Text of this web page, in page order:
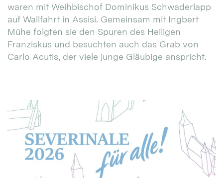
waren mit Weihbischof Dominikus Schwaderlapp
auf Wallfahrt in Assisi. Gemeinsam mit Ingbert
Mühe folgten sie den Spuren des Heiligen
Franziskus und besuchten auch das Grab von
Carlo Acutis, der viele junge Gläubige anspricht.